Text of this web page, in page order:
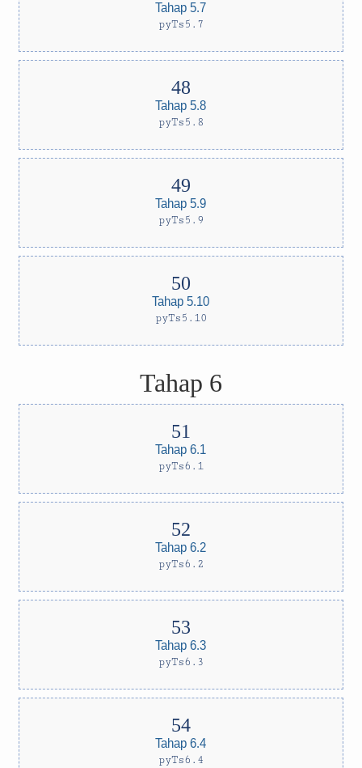
Tahap 5.7
pyTs5.7
Tahap 5.8
pyTs5.8
Tahap 5.9
pyTs5.9
Tahap 5.10
pyTs5.10
Tahap 6
Tahap 6.1
pyTs6.1
Tahap 6.2
pyTs6.2
Tahap 6.3
pyTs6.3
Tahap 6.4
pyTs6.4